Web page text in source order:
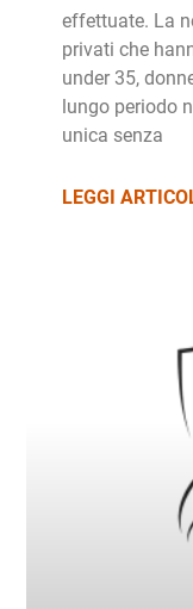
effettuate. La
privati che
under 35,
lungo periodo
unica senza
LEGGI